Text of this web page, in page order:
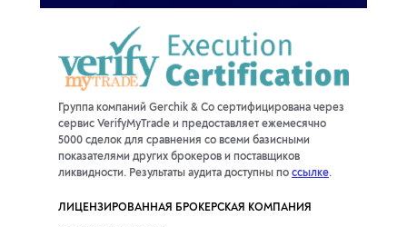
Группа компаний Gerchik & Co сертифицирована через
сервис VerifyMyTrade и предоставляет ежемесячно
5000 сделок для сравнения со всеми базисными
показателями других брокеров и поставщиков
ликвидности. Результаты аудита доступны по ссылке.
ЛИЦЕНЗИРОВАННАЯ БРОКЕРСКАЯ КОМПАНИЯ